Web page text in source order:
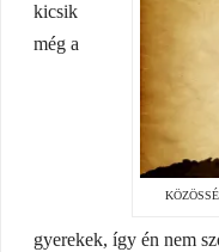
kicsik
még a
gyerekek, így én nem